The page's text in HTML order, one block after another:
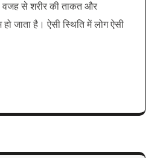
से शरीर की ताकत और
जाता है। ऐसी स्थिति में लोग ऐसी